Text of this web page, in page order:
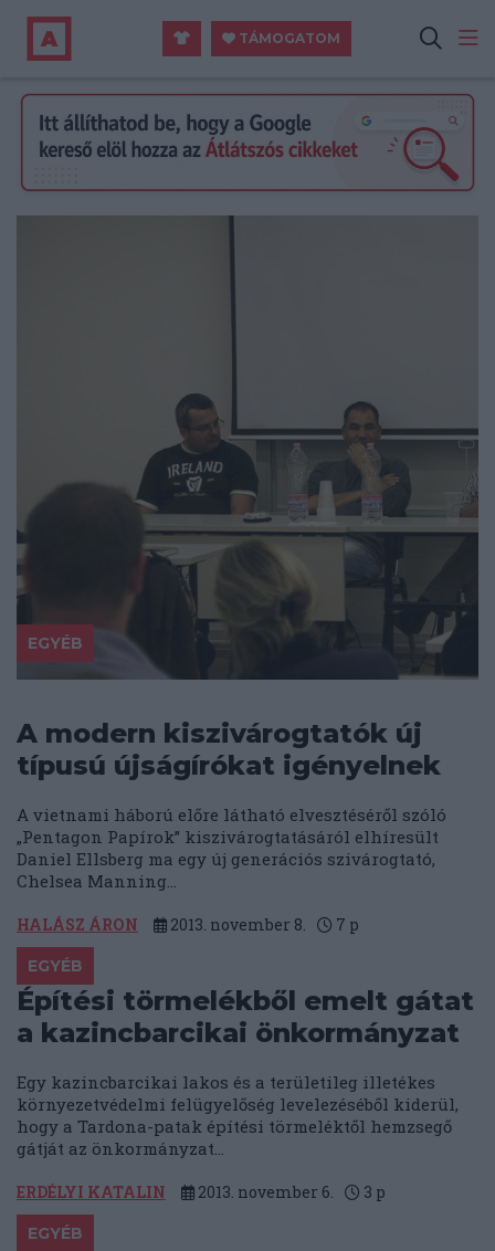
TÁMOGATOM
EGYÉB
A modern kiszivárogtatók új
típusú újságírókat igényelnek
A vietnami háború előre látható elvesztéséről szóló
„Pentagon Papírok” kiszivárogtatásáról elhíresült
Daniel Ellsberg ma egy új generációs szivárogtató,
Chelsea Manning...
HALÁSZ ÁRON 2013. november 8. 7 p
EGYÉB
Építési törmelékből emelt gátat
a kazincbarcikai önkormányzat
Egy kazincbarcikai lakos és a területileg illetékes
környezetvédelmi felügyelőség levelezéséből kiderül,
hogy a Tardona-patak építési törmeléktől hemzsegő
gátját az önkormányzat...
ERDÉLYI KATALIN 2013. november 6. 3 p
EGYÉB